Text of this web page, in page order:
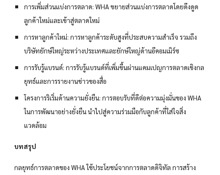
การเพิ่มส่วนแบ่งการตลาด: WHA ขยายส่วนแบ่งการตลาดโดยดึงดูด
ลูกค้าใหม่และเข้าสู่ตลาดใหม่
การหาลูกค้าใหม่: การหาลูกค้าระดับสูงที่ประสบความสำเร็จ รวมถึง
บริษัทยักษ์ใหญ่ระหว่างประเทศและยักษ์ใหญ่ด้านอีคอมเมิร์ซ
การรับรู้แบรนด์: การรับรู้แบรนด์ที่เพิ่มขึ้นผ่านแคมเปญการตลาดเชิงกล
ยุทธ์และการรายงานข่าวของสื่อ
โครงการริเริ่มด้านความยั่งยืน: การตอบรับที่ดีต่อความมุ่งมั่นของ WHA
ในการพัฒนาอย่างยั่งยืน นำไปสู่ความร่วมมือกับลูกค้าที่ใส่ใจสิ่ง
แวดล้อม
บทสรุป
กลยุทธ์การตลาดของ WHA ใช้ประโยชน์จากการตลาดดิจิทัล การสร้าง